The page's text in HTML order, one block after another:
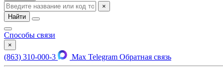
×
Найти
Способы связи
×
(863) 310-000-3 Max Telegram Обратная связь